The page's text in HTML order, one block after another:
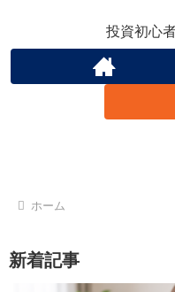
投資初心
ホーム
新着記事